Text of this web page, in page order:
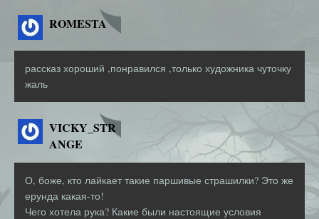
ROMESTA
рассказ хороший ,понравился ,только художника чуточку
жаль
VICKY_STR
ANGE
О, боже, кто лайкает такие паршивые страшилки? Это же
ерунда какая-то!
Чего хотела рука? Какие были настоящие условия